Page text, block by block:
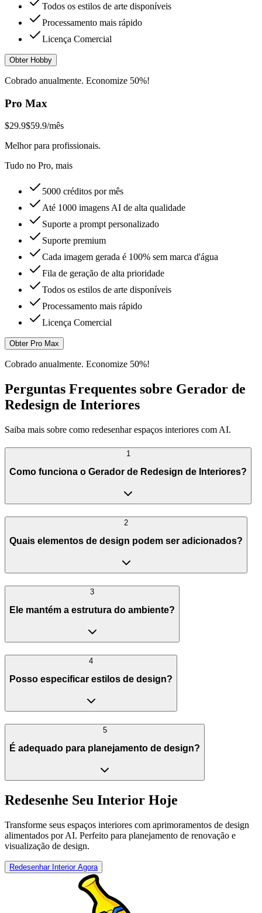
Todos os estilos de arte disponíveis
Processamento mais rápido
Licença Comercial
Obter Hobby
Cobrado anualmente. Economize 50%!
Pro Max
$29.9$59.9/mês
Melhor para profissionais.
Tudo no Pro, mais
5000 créditos por mês
Até 1000 imagens AI de alta qualidade
Suporte a prompt personalizado
Suporte premium
Cada imagem gerada é 100% sem marca d'água
Fila de geração de alta prioridade
Todos os estilos de arte disponíveis
Processamento mais rápido
Licença Comercial
Obter Pro Max
Cobrado anualmente. Economize 50%!
Perguntas Frequentes sobre Gerador de
Redesign de Interiores
Saiba mais sobre como redesenhar espaços interiores com AI.
1
Como funciona o Gerador de Redesign de Interiores?
2
Quais elementos de design podem ser adicionados?
3
Ele mantém a estrutura do ambiente?
4
Posso especificar estilos de design?
5
É adequado para planejamento de design?
Redesenhe Seu Interior Hoje
Transforme seus espaços interiores com aprimoramentos de design
alimentados por AI. Perfeito para planejamento de renovação e
visualização de design.
Redesenhar Interior Agora